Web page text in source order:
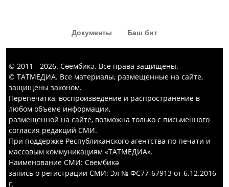
Документы Баш бит
© 2011 - 2026. Сөембикә. Все права защищены.
© ТАТМЕДИА. Все материалы, размещенные на сайте,
защищены законом.
Перепечатка, воспроизведение и распространение в
любом объеме информации,
размещенной на сайте, возможна только с письменного
согласия редакций СМИ.
При поддержке Республиканского агентства по печати и
массовым коммуникациям «ТАТМЕДИА».
Наименование СМИ: Сөембикә
запись о регистрации СМИ: Эл № ФС77-67913 от 6.12.2016
г.